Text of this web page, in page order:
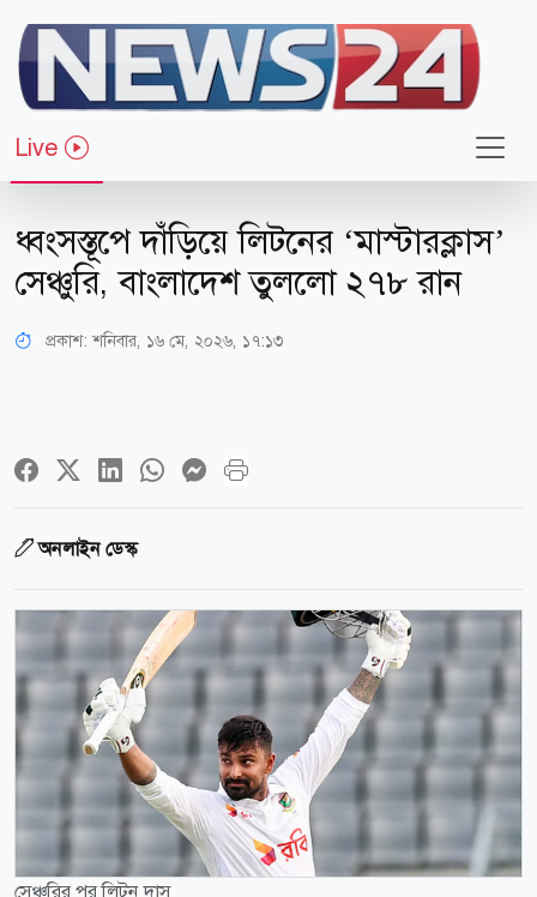
Live
খেলাধুলা
ধ্বংসস্তূপে দাঁড়িয়ে লিটনের ‘মাস্টারক্লাস’
সেঞ্চুরি, বাংলাদেশ তুললো ২৭৮ রান
প্রকাশ:শনিবার, ১৬ মে, ২০২৬, ১৭:১৩
অনলাইন ডেস্ক
সেঞ্চুরির পর লিটন দাস